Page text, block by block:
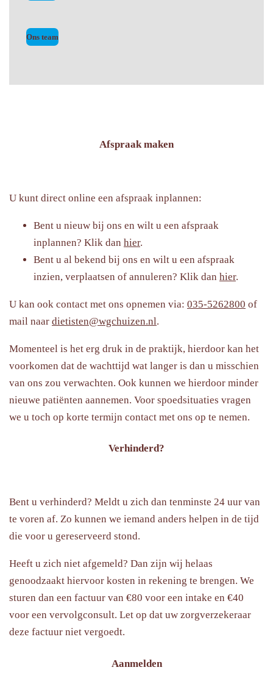
Ons team
Afspraak maken
U kunt direct online een afspraak inplannen:
Bent u nieuw bij ons en wilt u een afspraak
inplannen? Klik dan hier.
Bent u al bekend bij ons en wilt u een afspraak
inzien, verplaatsen of annuleren? Klik dan hier.
U kan ook contact met ons opnemen via: 035-5262800 of
mail naar dietisten@wgchuizen.nl.
Momenteel is het erg druk in de praktijk, hierdoor kan het
voorkomen dat de wachttijd wat langer is dan u misschien
van ons zou verwachten. Ook kunnen we hierdoor minder
nieuwe patiënten aannemen. Voor spoedsituaties vragen
we u toch op korte termijn contact met ons op te nemen.
Verhinderd?
Bent u verhinderd? Meldt u zich dan tenminste 24 uur van
te voren af. Zo kunnen we iemand anders helpen in de tijd
die voor u gereserveerd stond.
Heeft u zich niet afgemeld? Dan zijn wij helaas
genoodzaakt hiervoor kosten in rekening te brengen. We
sturen dan een factuur van €80 voor een intake en €40
voor een vervolgconsult. Let op dat uw zorgverzekeraar
deze factuur niet vergoedt.
Aanmelden